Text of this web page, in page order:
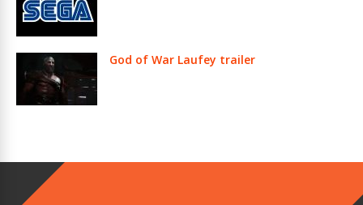
God of War Laufey trailer